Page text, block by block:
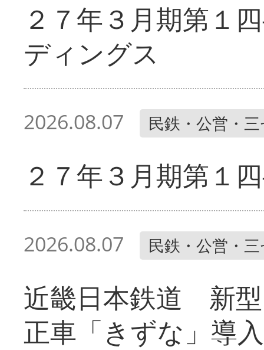
２７年３月期第１
ディングス
2026.08.07 民鉄・公営・
２７年３月期第１
2026.08.07 民鉄・公営・
近畿日本鉄道 新
正車「きずな」導入